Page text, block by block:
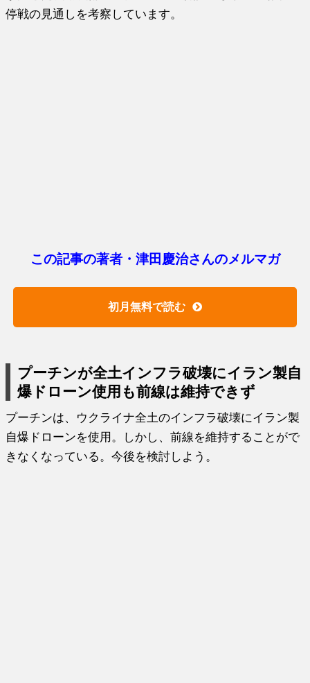
停戦の見通しを考察しています。
この記事の著者・津田慶治さんのメルマガ
初月無料で読む
プーチンが全土インフラ破壊にイラン製自
爆ドローン使用も前線は維持できず
プーチンは、ウクライナ全土のインフラ破壊にイラン製
自爆ドローンを使用。しかし、前線を維持することがで
きなくなっている。今後を検討しよう。